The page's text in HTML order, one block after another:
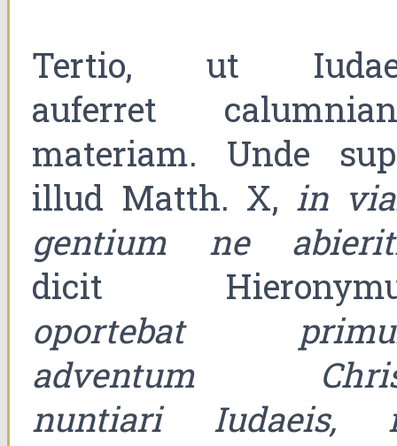
Tertio, ut
auferret
materiam. Unde
illud Matth. X, in
gentium ne
dicit
oportebat
adventum
nuntiari Iudaeis,